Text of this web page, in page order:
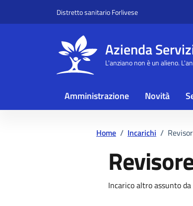
Distretto sanitario Forlivese
Azienda
L'anziano non è un alieno.
Amministrazione Novità
Home / Incarichi /
Dettagli
Incarico altro assunto